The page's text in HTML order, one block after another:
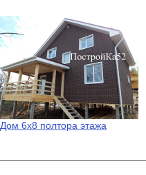
Дом 6х8 полтора этажа